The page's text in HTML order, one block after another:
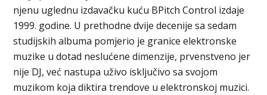
njenu uglednu izdavačku kuću BPitch Control izdaje
1999. godine. U prethodne dvije decenije sa sedam
studijskih albuma pomjerio je granice elektronske
muzike u dotad neslućene dimenzije, prvenstveno jer
nije DJ, već nastupa uživo isključivo sa svojom
muzikom koja diktira trendove u elektronskoj muzici.